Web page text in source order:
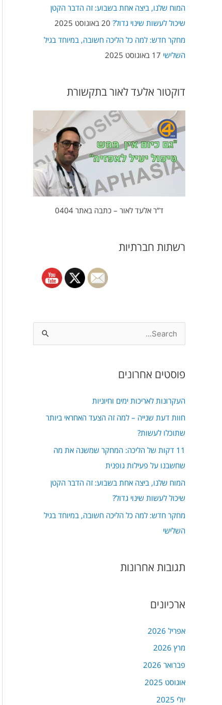
המוח שלנו, ביצה אחת בשבוע: זה הדבר הקטן
שיכול לעשות שינוי גדול? 20 באוגוסט 2025
מחקר חדש: למה כל הליכה חשובה, במיוחד בגיל
השלישי 17 באוגוסט 2025
דוקטור אלעד לאור בתקשורת
ד”ר אלעד לאור – כתבה באתר 0404
רשתות חברתיות
r
c
פוסטים אחרונים
העקרונות לאריכות ימים וחיוניות
חוות דעת שנייה – למה זה הצעד האחראי ביותר
שתוכלו לעשות?
11 דקות של הליכה: המחקר שמשנה את מה
שחשבנו על פעילות גופנית
המוח שלנו, ביצה אחת בשבוע: זה הדבר הקטן
שיכול לעשות שינוי גדול?
מחקר חדש: למה כל הליכה חשובה, במיוחד בגיל
השלישי
תגובות אחרונות
ארכיונים
אפריל 2026
מרץ 2026
פברואר 2026
אוגוסט 2025
יולי 2025